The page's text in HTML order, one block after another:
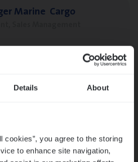
Details About
cookies”, you agree to the storing
to enhance site navigation,
Mari­ne Cargo
dossiers én droge